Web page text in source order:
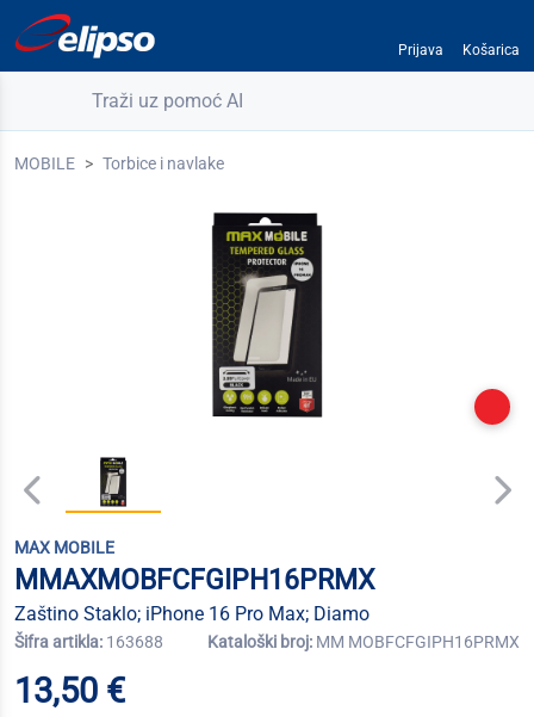
Prijava Košarica
Traži uz pomoć AI
MOBILE Torbice i navlake
MAX MOBILE
MMAXMOBFCFGIPH16PRMX
Zaštino Staklo; iPhone 16 Pro Max; Diamo
Šifra artikla: 163688 Kataloški broj: MM MOBFCFGIPH16PRMX
13,50 €